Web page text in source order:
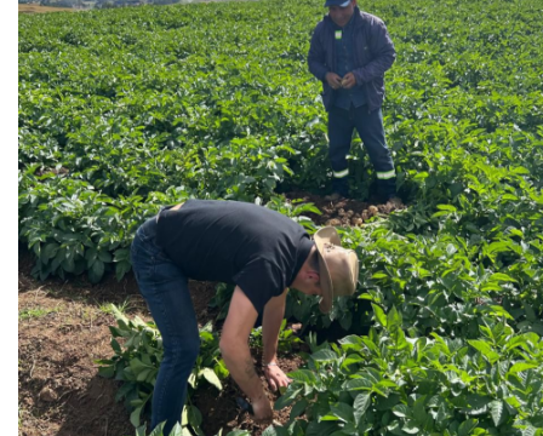
más
de
266.000
empleos
y
se
consolida
como
un
cultivo
estratégico
en
Colombia